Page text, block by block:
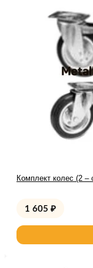
Комплект колес (2
1 605 ₽